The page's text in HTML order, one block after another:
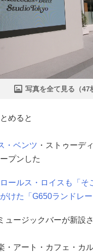
写真を全て見る（47
めると
・ベンツ ・ストゥーデ
プンした
ールス・ロイスも「
けた「G650ランドレ
ュージックバーが新設
・アート・カフェ・カ